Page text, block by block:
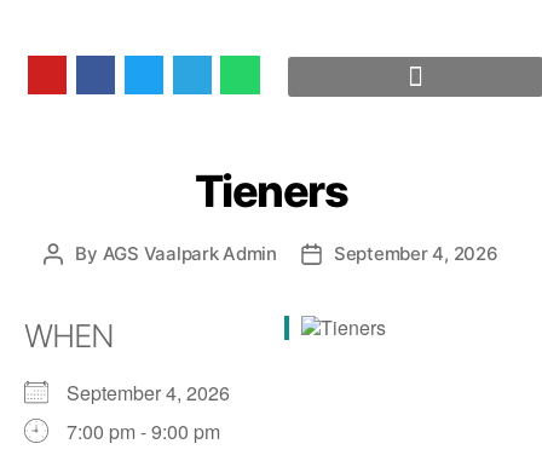
Tieners
By AGS Vaalpark Admin September 4, 2026
WHEN
September 4, 2026
7:00 pm - 9:00 pm